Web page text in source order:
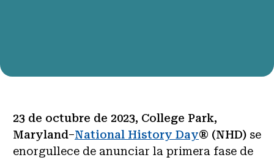
23 de octubre de 2023, College Park,
Maryland–National History Day® (NHD) se
enorgullece de anunciar la primera fase de